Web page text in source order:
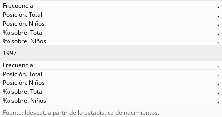
..
..
..
..
..
1997
..
..
..
..
..
Fuente: Idescat, a partir de la estadística de nacimientos.